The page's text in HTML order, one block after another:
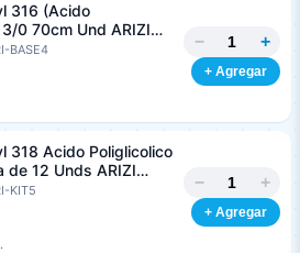
316 (Acido
0 70cm Und ARIZI
Punta Conica
BASE4 − +
+ Agregar
318 Acido Poliglicolico
de 12 Unds ARIZI
Cónica 26mm
KIT5 − +
+ Agregar